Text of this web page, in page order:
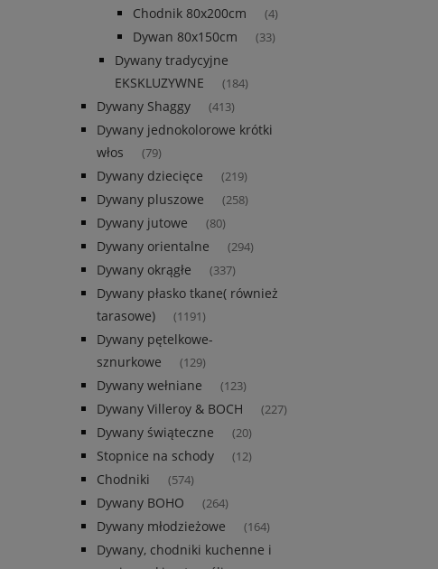
Chodnik 80x200cm (4)
Dywan 80x150cm (33)
Dywany tradycyjne
EKSKLUZYWNE
(184)
Dywany Shaggy (413)
Dywany jednokolorowe krótki
włos
(79)
Dywany dziecięce (219)
Dywany pluszowe (258)
Dywany jutowe (80)
Dywany orientalne (294)
Dywany okrągłe (337)
Dywany płasko tkane( również
tarasowe)
(1191)
Dywany pętelkowe-
sznurkowe
(129)
Dywany wełniane (123)
Dywany Villeroy & BOCH (227)
Dywany świąteczne (20)
Stopnice na schody (12)
Chodniki (574)
Dywany BOHO (264)
Dywany młodzieżowe (164)
Dywany, chodniki kuchenne i